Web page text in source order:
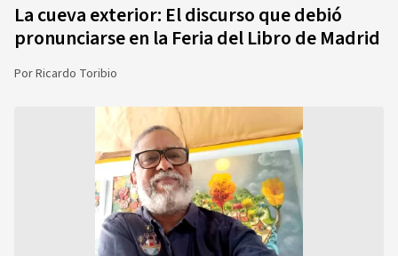
La cueva exterior: El discurso que debió
pronunciarse en la Feria del Libro de Madrid
PorRicardo Toribio